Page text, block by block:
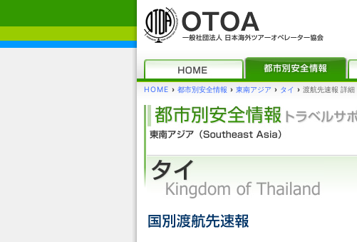
HOME › 都市別安全情報 › 東南アジア › タイ › 渡航先速報 詳細